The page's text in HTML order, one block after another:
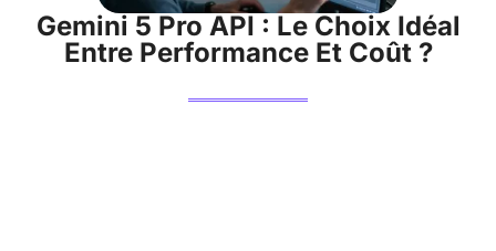
Gemini 5 Pro API : Le Choix Idéal
Entre Performance Et Coût ?